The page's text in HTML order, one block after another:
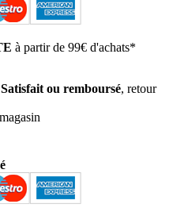
à partir de 99€ d'achats*
Satisfait ou remboursé, retour